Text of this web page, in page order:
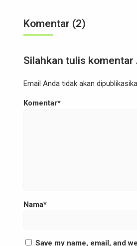
Komentar (2)
Silahkan tulis komentar
Email Anda tidak akan
Komentar*
Nama*
Save my name, email, and